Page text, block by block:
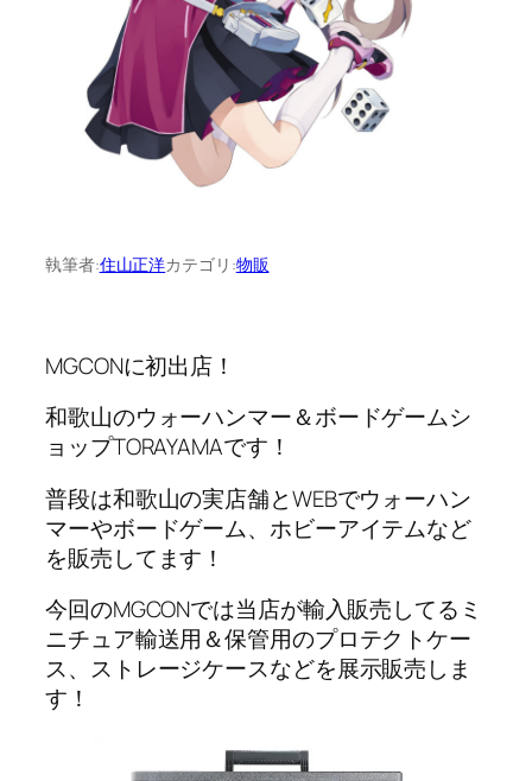
執筆者:住山正洋カテゴリ:物販
MGCONに初出店！
和歌山のウォーハンマー＆ボードゲームシ
ョップTORAYAMAです！
普段は和歌山の実店舗とWEBでウォーハン
マーやボードゲーム、ホビーアイテムなど
を販売してます！
今回のMGCONでは当店が輸入販売してるミ
ニチュア輸送用＆保管用のプロテクトケー
ス、ストレージケースなどを展示販売しま
す！